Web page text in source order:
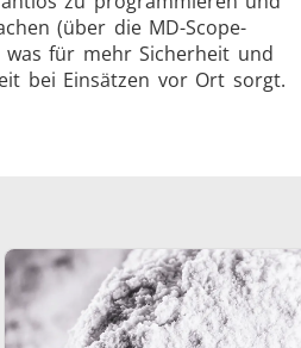
(über die MD-Scope-
was für mehr Sicherheit und
bei Einsätzen vor Ort sorgt.